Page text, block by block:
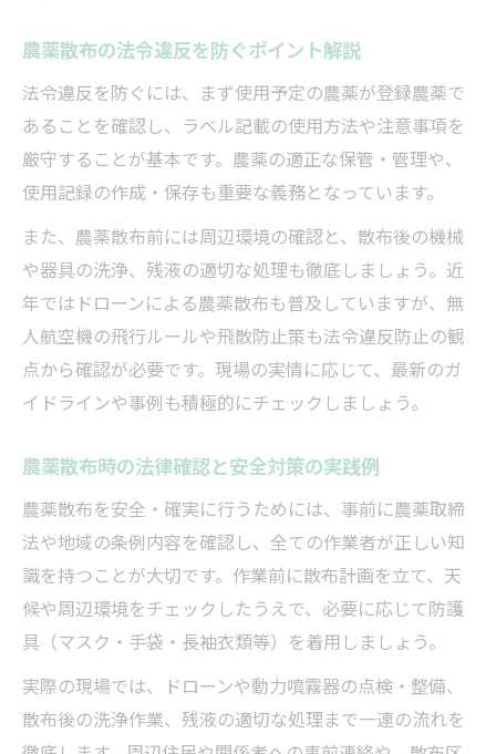
農薬散布の法令違反を防ぐポイント解説
法令違反を防ぐには、まず使用予定の農薬が登録農薬で
あることを確認し、ラベル記載の使用方法や注意事項を
厳守することが基本です。農薬の適正な保管・管理や、
使用記録の作成・保存も重要な義務となっています。
また、農薬散布前には周辺環境の確認と、散布後の機械
や器具の洗浄、残液の適切な処理も徹底しましょう。近
年ではドローンによる農薬散布も普及していますが、無
人航空機の飛行ルールや飛散防止策も法令違反防止の観
点から確認が必要です。現場の実情に応じて、最新のガ
イドラインや事例も積極的にチェックしましょう。
農薬散布時の法律確認と安全対策の実践例
農薬散布を安全・確実に行うためには、事前に農薬取締
法や地域の条例内容を確認し、全ての作業者が正しい知
識を持つことが大切です。作業前に散布計画を立て、天
候や周辺環境をチェックしたうえで、必要に応じて防護
具（マスク・手袋・長袖衣類等）を着用しましょう。
実際の現場では、ドローンや動力噴霧器の点検・整備、
散布後の洗浄作業、残液の適切な処理まで一連の流れを